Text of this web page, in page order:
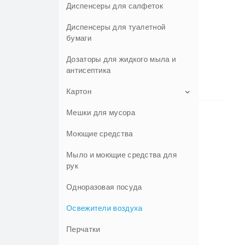
Диспенсеры для салфеток
Диспенсеры для туалетной
бумаги
Дозаторы для жидкого мыла и
антисептика
Картон
Добрушский картон
Картон Аляска плюс
Картон КАМА
Мешки для мусора
Моющие средства
Мыло и моющие средства для
рук
Одноразовая посуда
Освежители воздуха
Перчатки